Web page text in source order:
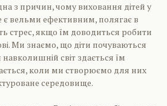
з причин, чому виховання дітей у
є вельми ефективним, полягає в
стрес, якщо їм доводиться робити
Ми знаємо, що діти почуваються
світ здається їм
коли ми створюємо для них
середовище.